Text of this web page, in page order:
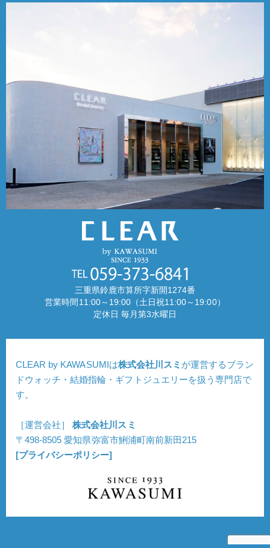
三重県鈴鹿市算所字新開1274番
営業時間11:00～19:00（土日祝11:00～19:00）
定休日 毎月第3水曜日
CLEAR by KAWASUMIは株式会社川スミ が運営するブラン
ドウォッチ・結婚指輪・ギフトジュエリーを扱う専門店で
す。
［運営会社］株式会社川スミ
〒498-8505 愛知県弥富市鯏浦町南前新田215
[プライバシーポリシー]